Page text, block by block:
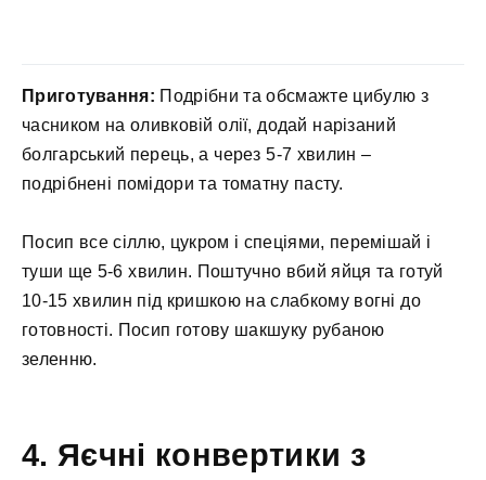
Приготування: Подрібни та обсмажте цибулю з
часником на оливковій олії, додай нарізаний
болгарський перець, а через 5-7 хвилин –
подрібнені помідори та томатну пасту.
Посип все сіллю, цукром і спеціями, перемішай і
туши ще 5-6 хвилин. Поштучно вбий яйця та готуй
10-15 хвилин під кришкою на слабкому вогні до
готовності. Посип готову шакшуку рубаною
зеленню.
4. Яєчні конвертики з